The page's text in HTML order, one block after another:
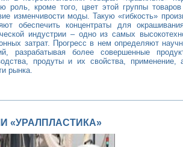
роль, кроме того, цвет этой группы товаров
изменчивости моды. Такую «гибкость»
обеспечить концентраты для
индустрии – одно из самых
затрат. Прогресс в нем определяют
разрабатывая более совершенные
продуты и их свойства, применение,
рынка.
«УРАЛПЛАСТИКА»